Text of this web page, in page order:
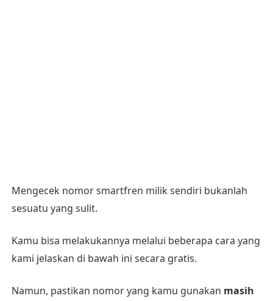
Mengecek nomor smartfren milik sendiri bukanlah
sesuatu yang sulit.
Kamu bisa melakukannya melalui beberapa cara yang
kami jelaskan di bawah ini secara gratis.
Namun, pastikan nomor yang kamu gunakan masih